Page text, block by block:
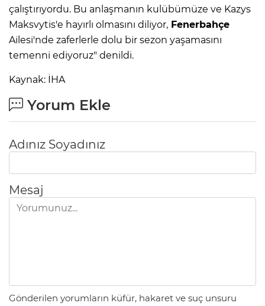
çalıştırıyordu. Bu anlaşmanın kulübümüze ve Kazys
Maksvytis'e hayırlı olmasını diliyor, Fenerbahçe
Ailesi'nde zaferlerle dolu bir sezon yaşamasını
temenni ediyoruz" denildi.
Kaynak: İHA
Yorum Ekle
Adınız Soyadınız
Mesaj
Gönderilen yorumların küfür, hakaret ve suç unsuru